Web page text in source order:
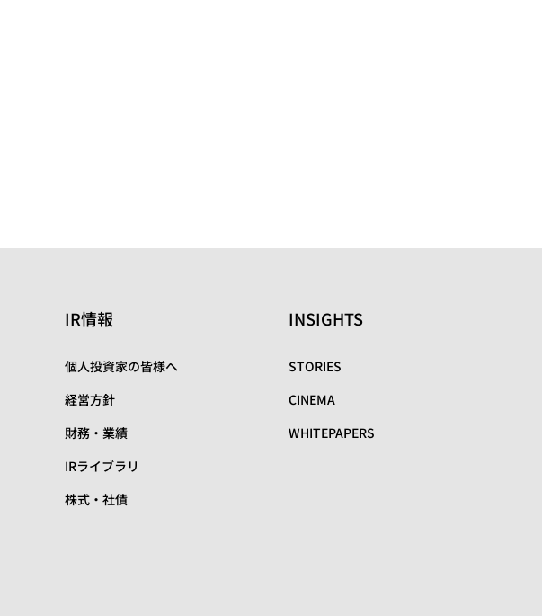
IR情報
個人投資家の皆様へ
経営方針
財務・業績
IRライブラリ
株式・社債
INSIGHTS
STORIES
CINEMA
WHITEPAPERS